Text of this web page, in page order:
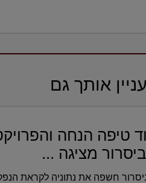
אותך גם
טיפה הנחה
מציגה ...
חשפה את נתוניה לקראת